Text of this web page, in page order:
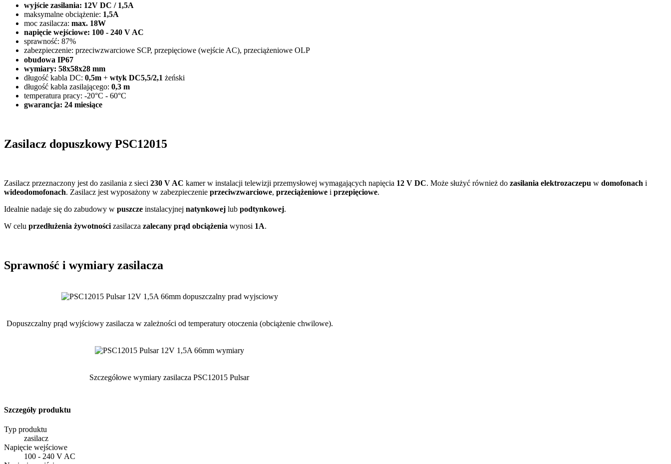
wyjście zasilania: 12V DC / 1,5A
maksymalne obciążenie: 1,5A
moc zasilacza: max. 18W
napięcie wejściowe: 100 - 240 V AC
sprawność: 87%
zabezpieczenie: przeciwzwarciowe SCP, przepięciowe (wejście AC), przeciążeniowe OLP
obudowa IP67
wymiary: 58x58x28 mm
długość kabla DC: 0,5m + wtyk DC5,5/2,1 żeński
długość kabla zasilającego: 0,3 m
temperatura pracy: -20°C - 60°C
gwarancja: 24 miesiące
Zasilacz dopuszkowy PSC12015
Zasilacz przeznaczony jest do zasilania z sieci 230 V AC kamer w instalacji telewizji przemysłowej wymagających napięcia 12 V DC. Może służyć również do zasilania elektrozaczepu w domofonach i
wideodomofonach. Zasilacz jest wyposażony w zabezpieczenie przeciwzwarciowe, przeciążeniowe i przepięciowe.
Idealnie nadaje się do zabudowy w puszcze instalacyjnej natynkowej lub podtynkowej.
W celu przedłużenia żywotności zasilacza zalecany prąd obciążenia wynosi 1A.
Sprawność i wymiary zasilacza
Dopuszczalny prąd wyjściowy zasilacza w zależności od temperatury otoczenia (obciążenie chwilowe).
Szczegółowe wymiary zasilacza PSC12015 Pulsar
Szczegóły produktu
Typ produktu
zasilacz
Napięcie wejściowe
100 - 240 V AC